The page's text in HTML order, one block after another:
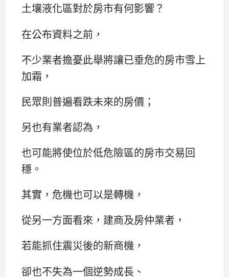
土壤液化區對於房市有何影響？
在公布資料之前，
不少業者擔憂此舉將讓已垂危的房市雪上
加霜，
民眾則普遍看跌未來的房價；
另也有業者認為，
也可能將使位於低危險區的房市交易回
穩。
其實，危機也可以是轉機，
從另一方面看來，建商及房仲業者，
若能抓住震災後的新商機，
卻也不失為一個逆勢成長、